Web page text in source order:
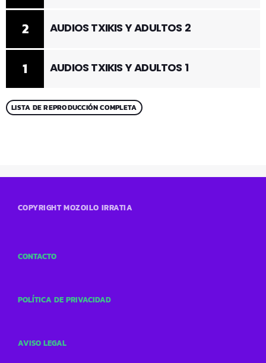
1 AUDIOS TXIKIS Y ADULTOS 1
2 AUDIOS TXIKIS Y ADULTOS 2
LISTA DE REPRODUCCIÓN COMPLETA
COPYRIGHT MOZOILO IRRATIA
CONTACTO
POLÍTICA DE PRIVACIDAD
AVISO LEGAL